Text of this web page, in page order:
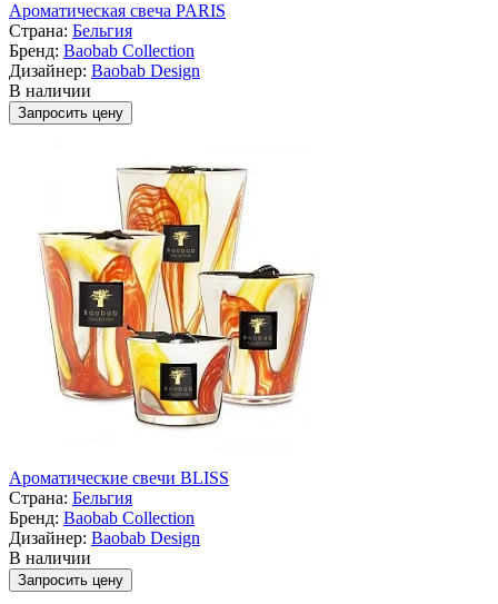
Ароматическая свеча PARIS
Страна: Бельгия
Бренд: Baobab Collection
Дизайнер: Baobab Design
В наличии
Запросить цену
Ароматические свечи BLISS
Страна: Бельгия
Бренд: Baobab Collection
Дизайнер: Baobab Design
В наличии
Запросить цену